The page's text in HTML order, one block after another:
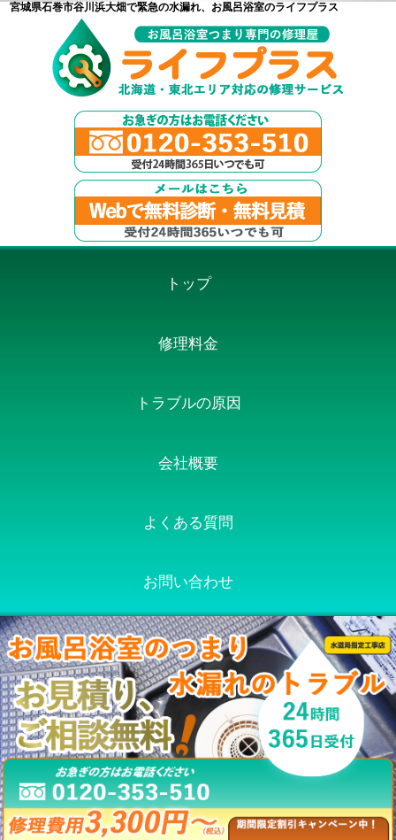
宮城県石巻市谷川浜大畑で緊急の水漏れ、お風呂浴室のライフプラス
トップ
修理料金
トラブルの原因
会社概要
よくある質問
お問い合わせ